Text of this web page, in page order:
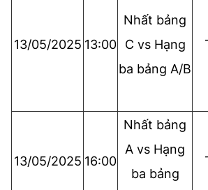
13/05/2025 13:00
Nhất bảng
C vs Hạng
ba bảng A/B
13/05/2025 16:00
Nhất bảng
A vs Hạng
ba bảng